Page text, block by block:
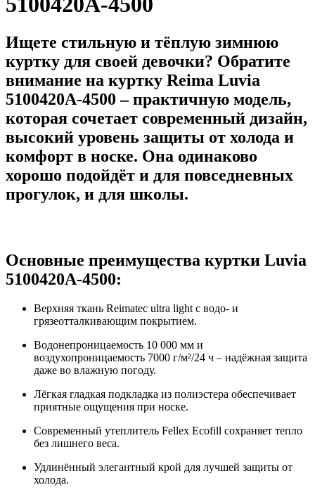
Ищете стильную и тёплую зимнюю
куртку для своей девочки? Обратите
внимание на куртку Reima Luvia
5100420A-4500 – практичную модель,
которая сочетает современный дизайн,
высокий уровень защиты от холода и
комфорт в носке. Она одинаково
хорошо подойдёт и для повседневных
прогулок, и для школы.
Основные преимущества куртки Luvia
5100420A-4500:
Верхняя ткань Reimatec ultra light с водо- и
грязеотталкивающим покрытием.
Водонепроницаемость 10 000 мм и
воздухопроницаемость 7000 г/м²/24 ч – надёжная защита
даже во влажную погоду.
Лёгкая гладкая подкладка из полиэстера обеспечивает
приятные ощущения при носке.
Современный утеплитель Fellex Ecofill сохраняет тепло
без лишнего веса.
Удлинённый элегантный крой для лучшей защиты от
холода.